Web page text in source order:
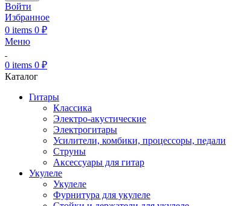
Войти
Избранное
0 items 0 ₽
Меню
0 items 0 ₽
Каталог
Гитары
Классика
Электро-акустические
Электрогитары
Усилители, комбики, процессоры, педали
Струны
Аксессуары для гитар
Укулеле
Укулеле
Фурнитура для укулеле